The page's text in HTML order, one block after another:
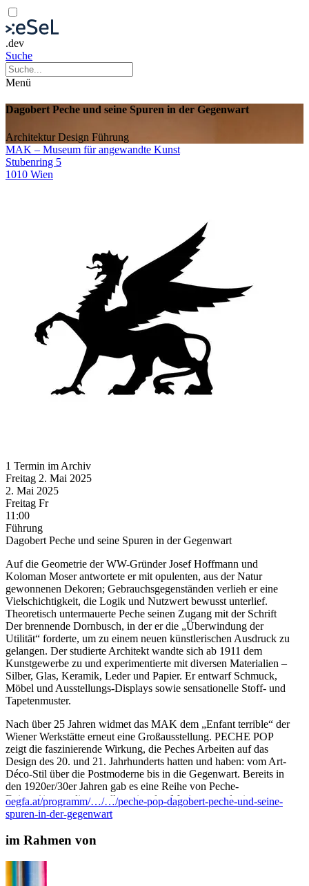
.dev
Suche
Menü
Dagobert Peche und seine Spuren in der Gegenwart
ArchitekturDesign Führung
MAK – Museum für angewandte Kunst
Stubenring 5
1010 Wien
1 Termin im Archiv
Freitag 2. Mai 2025
2. Mai 2025
Freitag Fr
11:00
Führung
Dagobert Peche und seine Spuren in der Gegenwart
Auf die Geometrie der WW-Gründer Josef Hoffmann und
Koloman Moser antwortete er mit opulenten, aus der Natur
gewonnenen Dekoren; Gebrauchsgegenständen verlieh er eine
Vielschichtigkeit, die Logik und Nutzwert bewusst unterlief.
Theoretisch untermauerte Peche seinen Zugang mit der Schrift
Der brennende Dornbusch, in der er die „Überwindung der
Utilität“ forderte, um zu einem neuen künstlerischen Ausdruck zu
gelangen. Der studierte Architekt wandte sich ab 1911 dem
Kunstgewerbe zu und experimentierte mit diversen Materialien –
Silber, Glas, Keramik, Leder und Papier. Er entwarf Schmuck,
Möbel und Ausstellungs-Displays sowie sensationelle Stoff- und
Tapetenmuster.
Nach über 25 Jahren widmet das MAK dem „Enfant terrible“ der
Wiener Werkstätte erneut eine Großausstellung. PECHE POP
zeigt die faszinierende Wirkung, die Peches Arbeiten auf das
Design des 20. und 21. Jahrhunderts hatten und haben: vom Art-
Déco-Stil über die Postmoderne bis in die Gegenwart. Bereits in
den 1920er/30er Jahren gab es eine Reihe von Peche-
Epigon*innen, die vor allem einzelne Motive reproduzierten.
(Quelle: MAK Website)
Es führt: Claudia Cavallar
Architektin in Wien, Gastkuratorin und Mitgestalterin der
Ausstellung
Begleitung: Elise Feiersinger / ÖGFA
oegfa.at/programm/…/…/peche-pop-dagobert-peche-und-seine-
spuren-in-der-gegenwart
im Rahmen von